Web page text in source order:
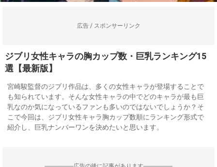
広告 / スポンサーリンク
ジブリ女性キャラの胸カップ数・巨乳ランキング15
選【最新版】
宮崎駿監督のジブリ作品は、多くの女性キャラが登場することで
も知られています。そんな女性キャラの中でどのキャラが最も巨
乳なのか気になっているファンも多いのではないでしょうか？そ
こで今回は、ジブリ女性キャラ胸カップ数順にランキング形式で
紹介し、巨乳ナンバーワンを決めたいと思います。